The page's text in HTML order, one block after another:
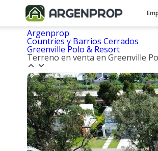
Argenprop
Countries y Barrios Cerrados
Greenville Polo & Resort
Terreno en venta en Greenville